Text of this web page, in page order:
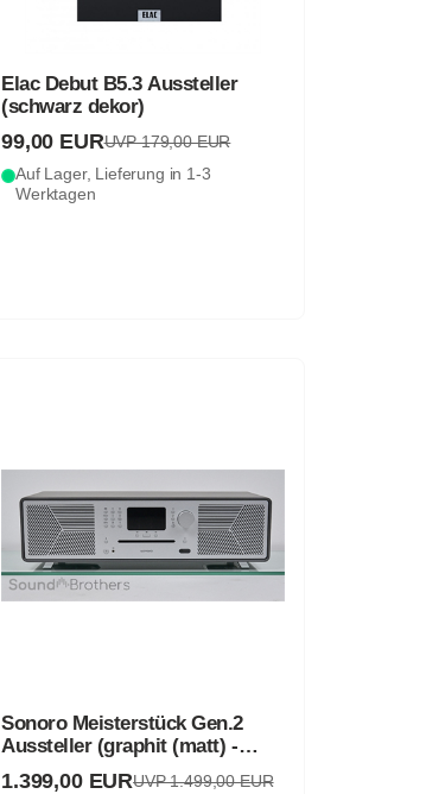
Elac Debut B5.3 Aussteller
(schwarz dekor)
99,00 EURUVP 179,00 EUR
Auf Lager, Lieferung in 1-3
Werktagen
Sonoro Meisterstück Gen.2
Aussteller (graphit (matt) -
silber)
1.399,00 EURUVP 1.499,00 EUR